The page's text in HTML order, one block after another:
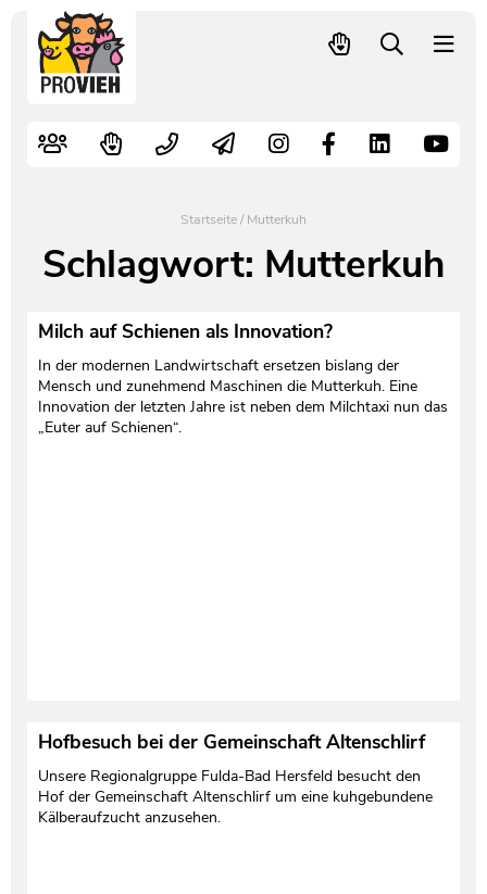
Schnellwahl
Startseite/Mutterkuh
Schlagwort: Mutterkuh
Milch auf Schienen als Innovation?
In der modernen Landwirtschaft ersetzen bislang der
Mensch und zunehmend Maschinen die Mutterkuh. Eine
Innovation der letzten Jahre ist neben dem Milchtaxi nun das
„Euter auf Schienen“.
Hofbesuch bei der Gemeinschaft Altenschlirf
Unsere Regionalgruppe Fulda-Bad Hersfeld besucht den
Hof der Gemeinschaft Altenschlirf um eine kuhgebundene
Kälberaufzucht anzusehen.
Nutztiere
Alte Nutztierrassen
Video- und Audiothek
Kampagnen
Fachliche Arbeit
Verbraucherinfos
Mitglied werden – langfristig helfen
Spenden
Freiwille Beitragserhöhung
Aktiv werden
Shop
Kontakt
Leitbild
Team
Satzung
Jahresberichte
Pressekontakt
Newsletter
Pressespiegel
Pressematerial
PROVIEH in Zahlen